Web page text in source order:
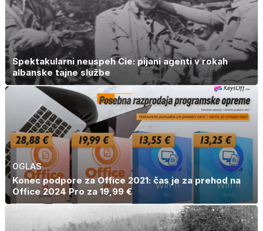
Spektakularni neuspeh Cie: pijani agenti v rokah
albanske tajne službe
OGLAS
Konec podpore za Office 2021: čas je za prehod na
Office 2024 Pro za 19,99 €